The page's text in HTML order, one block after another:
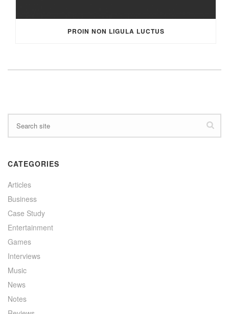
PROIN NON LIGULA LUCTUS
CATEGORIES
Articles
Business
Case Study
Entertainment
Games
Interviews
Music
News
Notes